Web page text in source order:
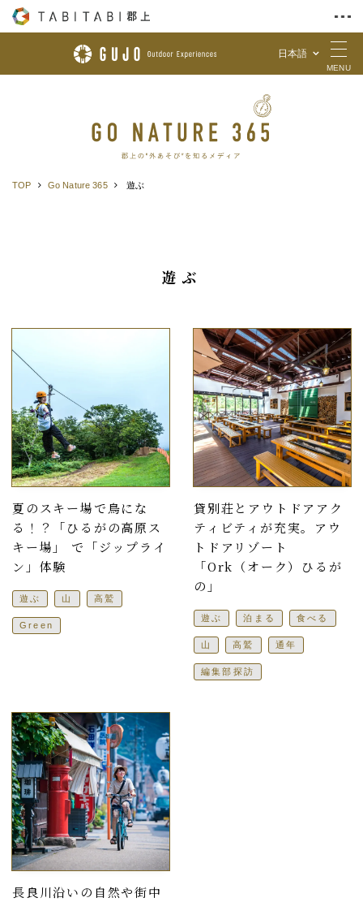
Skip to Content
日本語
MENU
TOP Go Nature 365 遊ぶ
遊ぶ
夏のスキー場で鳥にな
る！？「ひるがの高原ス
キー場」 で「ジップライ
ン」体験
遊ぶ 山 高鷲
Green
貸別荘とアウトドアアク
ティビティが充実。アウ
トドアリゾート
「Ork（オーク）ひるが
の」
遊ぶ 泊まる 食べる
山 高鷲 通年
編集部探訪
長良川沿いの自然や街中